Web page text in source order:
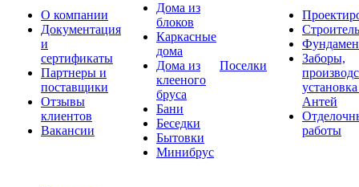
О компании
Документация
и
сертификаты
Партнеры и
поставщики
Отзывы
клиентов
Вакансии
Дома из
блоков
Каркасные
дома
Дома из
клееного
бруса
Бани
Беседки
Бытовки
Минибрус
Поселки
Заборы,
Антей
работы